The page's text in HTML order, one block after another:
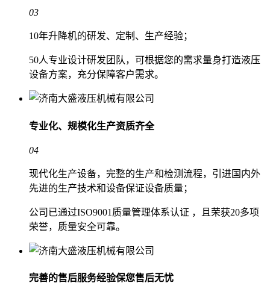
03
10年升降机的研发、定制、生产经验；
50人专业设计研发团队，可根据您的需求量身打造液压
设备方案，充分保障客户需求。
专业化、规模化生产资质齐全
04
现代化生产设备，完整的生产和检测流程，引进国内外
先进的生产技术和设备保证设备质量；
公司已通过ISO9001质量管理体系认证 ，且荣获20多项
荣誉，质量安全可靠。
完善的售后服务经验保您售后无忧